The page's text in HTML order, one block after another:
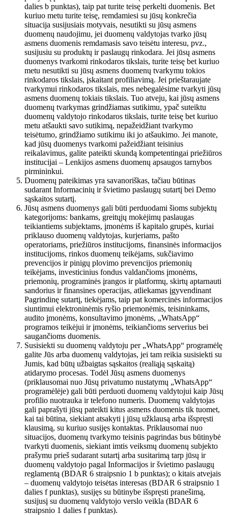
dalies b punktas), taip pat turite teisę perkelti duomenis. Bet
kuriuo metu turite teisę, remdamiesi su jūsų konkrečia
situacija susijusiais motyvais, nesutikti su jūsų asmens
duomenų naudojimu, jei duomenų valdytojas tvarko jūsų
asmens duomenis remdamasis savo teisėtu interesu, pvz.,
susijusiu su produktų ir paslaugų rinkodara. Jei jūsų asmens
duomenys tvarkomi rinkodaros tikslais, turite teisę bet kuriuo
metu nesutikti su jūsų asmens duomenų tvarkymu tokios
rinkodaros tikslais, įskaitant profiliavimą. Jei prieštaraujate
tvarkymui rinkodaros tikslais, mes nebegalėsime tvarkyti jūsų
asmens duomenų tokiais tikslais. Tuo atveju, kai jūsų asmens
duomenų tvarkymas grindžiamas sutikimu, ypač suteiktu
duomenų valdytojo rinkodaros tikslais, turite teisę bet kuriuo
metu atšaukti savo sutikimą, nepažeidžiant tvarkymo
teisėtumo, grindžiamo sutikimu iki jo atšaukimo. Jei manote,
kad jūsų duomenys tvarkomi pažeidžiant teisinius
reikalavimus, galite pateikti skundą kompetentingai priežiūros
institucijai – Lenkijos asmens duomenų apsaugos tarnybos
pirmininkui.
Duomenų pateikimas yra savanoriškas, tačiau būtinas
sudarant Informacinių ir švietimo paslaugų sutartį bei Demo
sąskaitos sutartį.
Jūsų asmens duomenys gali būti perduodami šioms subjektų
kategorijoms: bankams, greitųjų mokėjimų paslaugas
teikiantiems subjektams, įmonėms iš kapitalo grupės, kuriai
priklauso duomenų valdytojas, kurjeriams, pašto
operatoriams, priežiūros institucijoms, finansinės informacijos
institucijoms, rinkos duomenų teikėjams, sukčiavimo
prevencijos ir pinigų plovimo prevencijos priemonių
teikėjams, investicinius fondus valdančioms įmonėms,
priemonių, programinės įrangos ir platformų, skirtų aptarnauti
sandorius ir finansines operacijas, atliekamas įgyvendinant
Pagrindinę sutartį, tiekėjams, taip pat komercinės informacijos
siuntimui elektroninėmis ryšio priemonėmis, teisininkams,
audito įmonėms, konsultavimo įmonėms, „WhatsApp“
programos teikėjui ir įmonėms, teikiančioms serverius bei
saugančioms duomenis.
Susisiekti su duomenų valdytoju per „WhatsApp“ programėlę
galite Jūs arba duomenų valdytojas, jei tam reikia susisiekti su
Jumis, kad būtų užbaigtas sąskaitos (realiąją sąskaitą)
atidarymo procesas. Todėl Jūsų asmens duomenys
(priklausomai nuo Jūsų privatumo nustatymų „WhatsApp“
programėlėje) gali būti perduoti duomenų valdytojui kaip Jūsų
profilio nuotrauka ir telefono numeris. Duomenų valdytojas
gali paprašyti jūsų pateikti kitus asmens duomenis tik tuomet,
kai tai būtina, siekiant atsakyti į jūsų užklausą arba išspręsti
klausimą, su kuriuo susijęs kontaktas. Priklausomai nuo
situacijos, duomenų tvarkymo teisinis pagrindas bus būtinybė
tvarkyti duomenis, siekiant imtis veiksmų duomenų subjekto
prašymu prieš sudarant sutartį arba susitarimą tarp jūsų ir
duomenų valdytojo pagal Informacijos ir švietimo paslaugų
reglamentą (BDAR 6 straipsnio 1 b punktas); o kitais atvejais
– duomenų valdytojo teisėtas interesas (BDAR 6 straipsnio 1
dalies f punktas), susijęs su būtinybe išspręsti pranešimą,
susijusį su duomenų valdytojo verslo veikla (BDAR 6
straipsnio 1 dalies f punktas).